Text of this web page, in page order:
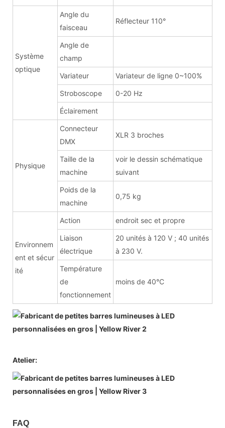
Système
optique
Angle du
faisceau
Réflecteur 110°
Angle de
champ
Variateur Variateur de ligne 0~100%
Stroboscope 0-20 Hz
Éclairement
Physique
Connecteur
DMX
XLR 3 broches
Taille de la
machine
voir le dessin schématique
suivant
Poids de la
machine
0,75 kg
Environnem
ent et sécur
ité
Action endroit sec et propre
Liaison
électrique
20 unités à 120 V ; 40 unités
à 230 V.
Température
de
fonctionnement
moins de 40°C
Atelier:
FAQ